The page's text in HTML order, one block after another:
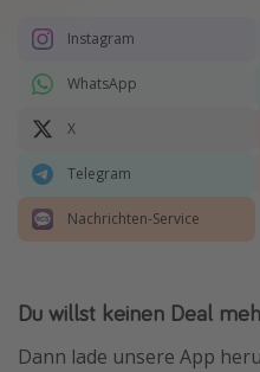
Instagram
WhatsApp
X
Telegram
Nachrichten-Service
Du willst keinen Deal
Dann lade unsere App